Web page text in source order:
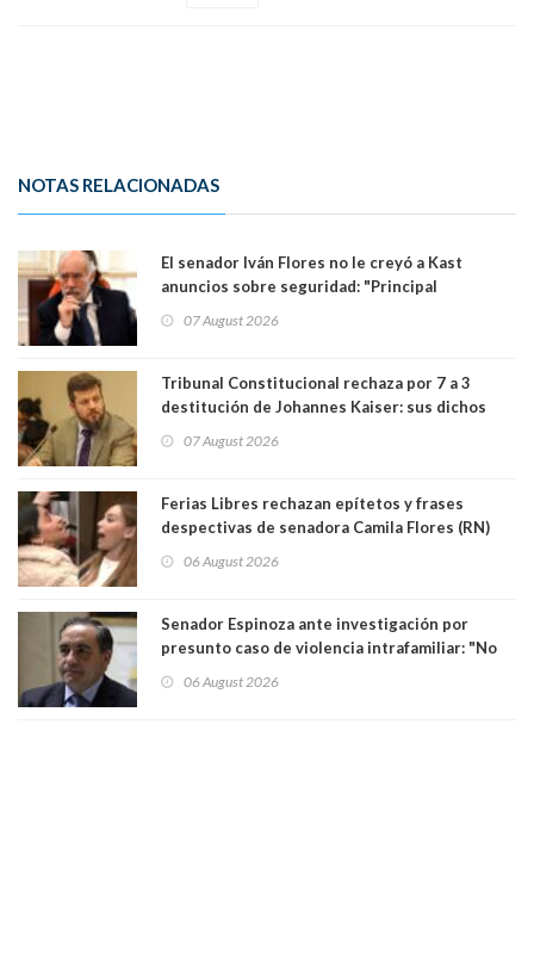
NOTAS RELACIONADAS
El senador Iván Flores no le creyó a Kast
anuncios sobre seguridad: "Principal
perseguir ruta del dinero y levantar secreto
07 August 2026
Tribunal Constitucional rechaza por 7 a 3
destitución de Johannes Kaiser: sus dichos
justicia constitucional porque no es diputado
07 August 2026
Ferias Libres rechazan epítetos y frases
despectivas de senadora Camila Flores (RN)
06 August 2026
Senador Espinoza ante investigación por
presunto caso de violencia intrafamiliar: "No
antecedentes a Tribunal Supremo
06 August 2026